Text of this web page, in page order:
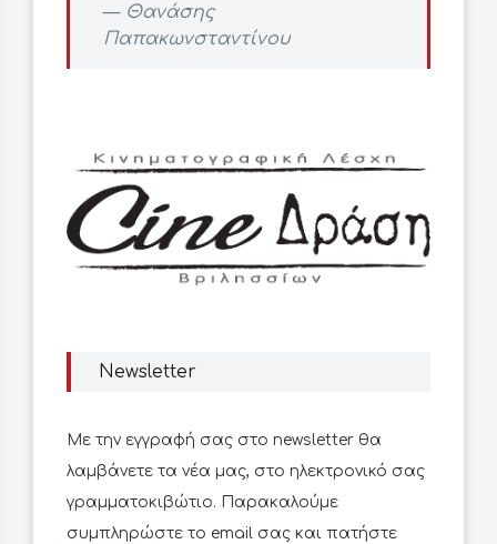
Θανάσης
Παπακωνσταντίνου
Newsletter
Με την εγγραφή σας στο newsletter θα
λαμβάνετε τα νέα μας, στο ηλεκτρονικό σας
γραμματοκιβώτιο. Παρακαλούμε
συμπληρώστε το email σας και πατήστε